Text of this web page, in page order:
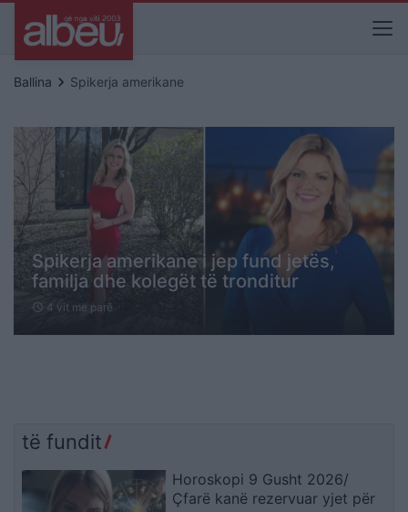
Ballina keyboard_arrow_right Spikerja amerikane
Spikerja amerikane i jep fund jetës,
familja dhe kolegët të tronditur
schedule 4 vit me parë
të fundit
Horoskopi 9 Gusht 2026/
Çfarë kanë rezervuar yjet për